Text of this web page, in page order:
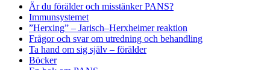
Är du förälder och misstänker PANS?
Immunsystemet
”Herxing” – Jarisch–Herxheimer reaktion
Frågor och svar om utredning och behandling
Ta hand om sig själv – förälder
Böcker